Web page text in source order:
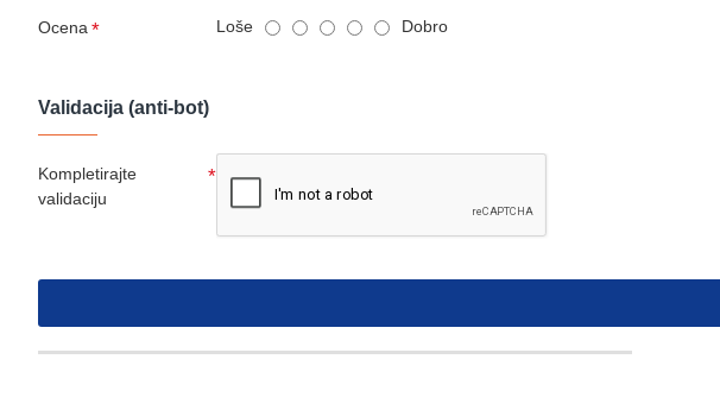
Ocena Loše Dobro
Validacija (anti-bot)
Kompletirajte
validaciju